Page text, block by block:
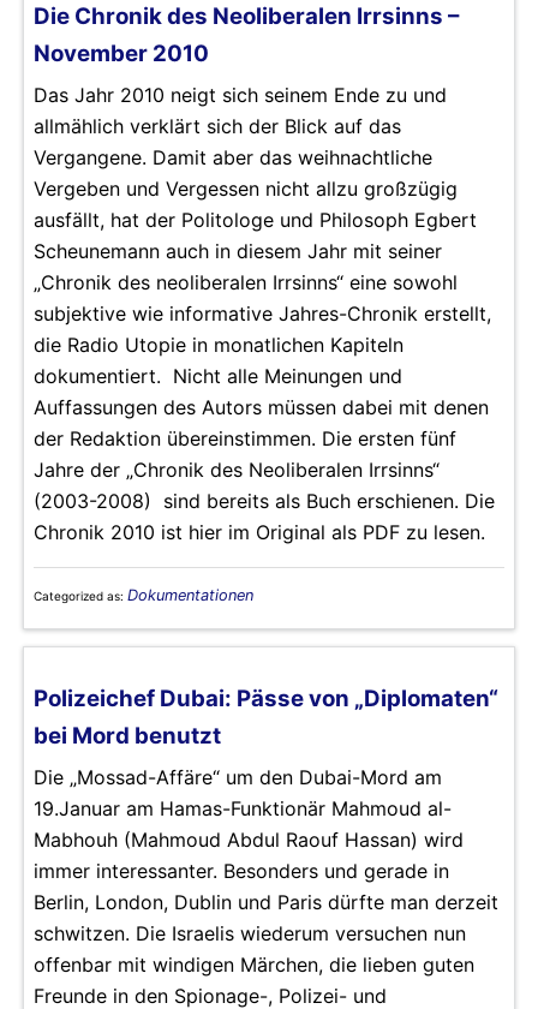
Die Chronik des Neoliberalen Irrsinns –
November 2010
Das Jahr 2010 neigt sich seinem Ende zu und
allmählich verklärt sich der Blick auf das
Vergangene. Damit aber das weihnachtliche
Vergeben und Vergessen nicht allzu großzügig
ausfällt, hat der Politologe und Philosoph Egbert
Scheunemann auch in diesem Jahr mit seiner
„Chronik des neoliberalen Irrsinns“ eine sowohl
subjektive wie informative Jahres-Chronik erstellt,
die Radio Utopie in monatlichen Kapiteln
dokumentiert. Nicht alle Meinungen und
Auffassungen des Autors müssen dabei mit denen
der Redaktion übereinstimmen. Die ersten fünf
Jahre der „Chronik des Neoliberalen Irrsinns“
(2003-2008) sind bereits als Buch erschienen. Die
Chronik 2010 ist hier im Original als PDF zu lesen.
Categorized as: Dokumentationen
Polizeichef Dubai: Pässe von „Diplomaten“
bei Mord benutzt
Die „Mossad-Affäre“ um den Dubai-Mord am
19.Januar am Hamas-Funktionär Mahmoud al-
Mabhouh (Mahmoud Abdul Raouf Hassan) wird
immer interessanter. Besonders und gerade in
Berlin, London, Dublin und Paris dürfte man derzeit
schwitzen. Die Israelis wiederum versuchen nun
offenbar mit windigen Märchen, die lieben guten
Freunde in den Spionage-, Polizei- und